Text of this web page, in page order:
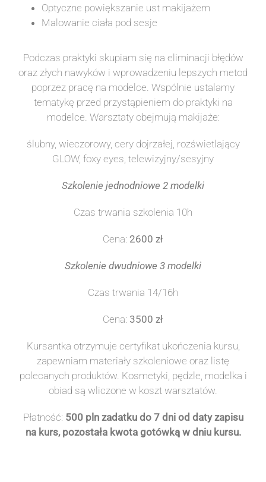
Optyczne powiększanie ust makijażem
Malowanie ciała pod sesje
Podczas praktyki skupiam się na eliminacji błędów
oraz złych nawyków i wprowadzeniu lepszych metod
poprzez pracę na modelce. Wspólnie ustalamy
tematykę przed przystąpieniem do praktyki na
modelce. Warsztaty obejmują makijaże:
ślubny, wieczorowy, cery dojrzałej, rozświetlający
GLOW, foxy eyes, telewizyjny/sesyjny
Szkolenie jednodniowe 2 modelki
Czas trwania szkolenia 10h
Cena: 2600 zł
Szkolenie dwudniowe 3 modelki
Czas trwania 14/16h
Cena: 3500 zł
Kursantka otrzymuje certyfikat ukończenia kursu,
zapewniam materiały szkoleniowe oraz listę
polecanych produktów. Kosmetyki, pędzle, modelka i
obiad są wliczone w koszt warsztatów.
Płatność: 500 pln zadatku do 7 dni od daty zapisu
na kurs, pozostała kwota gotówką w dniu kursu.